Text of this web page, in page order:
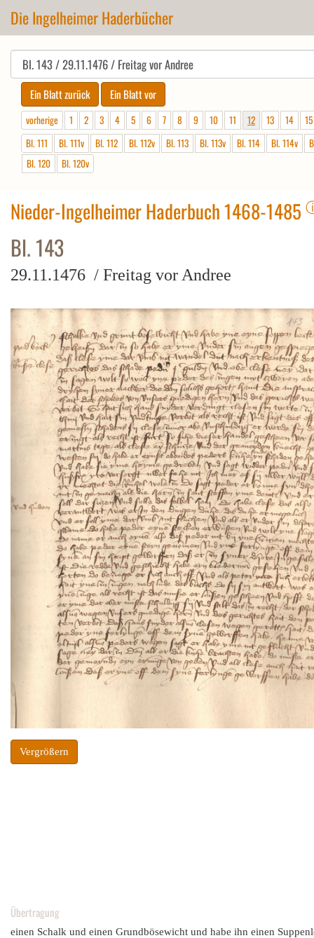
Die Ingelheimer Haderbücher
vorherige 1 2 3 4 5 6 7 8 9 10 11 12 13 14
15
Bl. 111
Bl. 111v Bl. 112 Bl. 112v Bl. 113 Bl. 113v Bl. 114 Bl. 114v
Bl. 120
Bl. 120v
Nieder-Ingelheimer Haderbuch 1468-1485
Bl. 143
29.11.1476 / Freitag vor Andree
Vergrößern
Übertragung
einen Schalk und einen Grundbösewicht und habe ihn einen